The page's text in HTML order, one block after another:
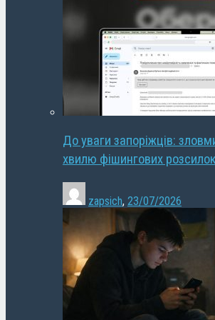
До уваги запоріжців:
хвилю фішингових розсилок
zapsich, 23/07/2026